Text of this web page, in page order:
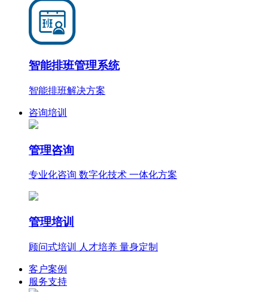
智能排班管理系统
智能排班解决方案
咨询培训
管理咨询
专业化咨询 数字化技术 一体化方案
管理培训
顾问式培训 人才培养 量身定制
客户案例
服务支持